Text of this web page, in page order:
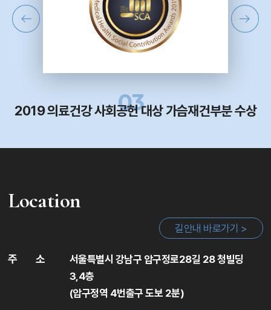
분 수상 04
세계적인 학회 ISAPS가슴축소수술
Location
길안내 바로가기 >
주 소
서울특별시 강남구 압구정로28길 28 청빌딩
3,4층
(압구정역 4번출구 도보 2분)